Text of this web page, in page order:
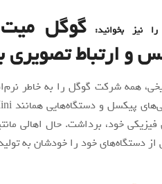
نیز بخوانید: گوگل
و ارتباط
همه شرکت گوگل را به خاطر
فیزیکی خود، برداشت. حال اهالی
از دستگاه‌های خود را خودشان به